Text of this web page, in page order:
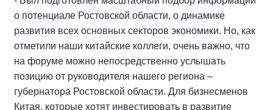
о потенциале Ростовской области, о динамике
развития всех основных секторов экономики. Но, как
отметили наши китайские коллеги, очень важно, что
на форуме можно непосредственно услышать
позицию от руководителя нашего региона –
губернатора Ростовской области. Для бизнесменов
Китая, которые хотят инвестировать в развитие